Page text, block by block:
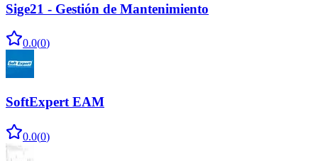
Sige21 - Gestión de Mantenimiento
0.0(0)
SoftExpert EAM
0.0(0)